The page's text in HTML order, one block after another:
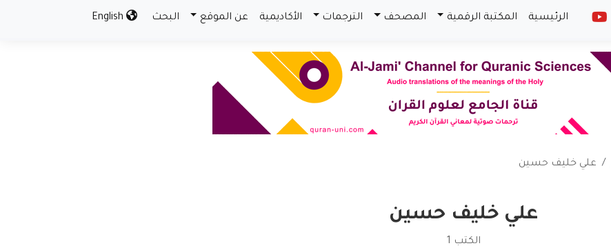
الرئيسية المكتبة الرقمية المصحف الترجمات الأكاديمية عن الموقع البحث
علي خليف حسين
علي خليف حسين
الكتب 1